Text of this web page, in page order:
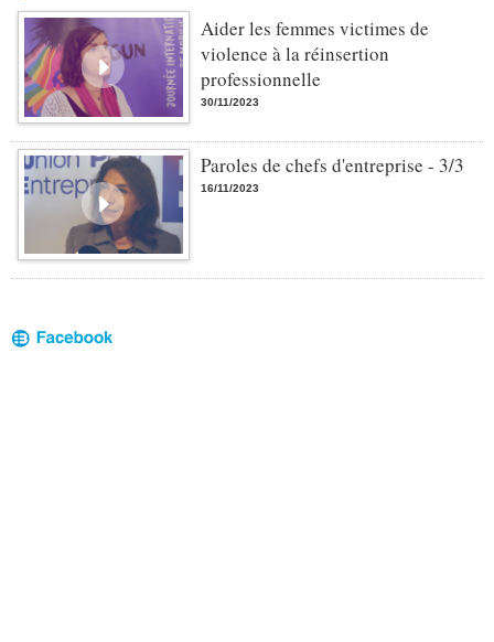
Aider les femmes victimes de
violence à la réinsertion
professionnelle
30/11/2023
Paroles de chefs d'entreprise - 3/3
16/11/2023